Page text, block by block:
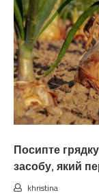
Посипте
засобу, який
khristina